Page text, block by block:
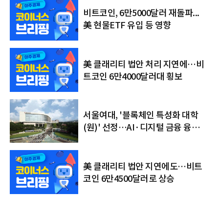
비트코인, 6만5000달러 재돌파...
美 현물ETF 유입 등 영향
美 클래리티 법안 처리 지연에…비
트코인 6만4000달러대 횡보
서울여대, '블록체인 특성화 대학
(원)' 선정…AI·디지털 금융 융합
美 클래리티 법안 지연에도…비트
코인 6만4500달러로 상승